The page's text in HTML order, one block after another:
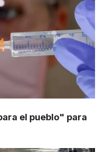
el pueblo" para